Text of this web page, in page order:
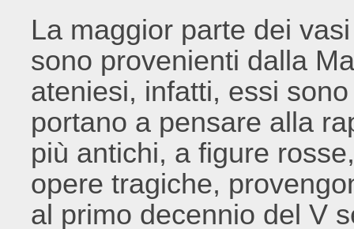
La maggior parte dei
sono provenienti dalla
ateniesi, infatti, essi
portano a pensare alla
più antichi, a figure
opere tragiche,
al primo decennio del V